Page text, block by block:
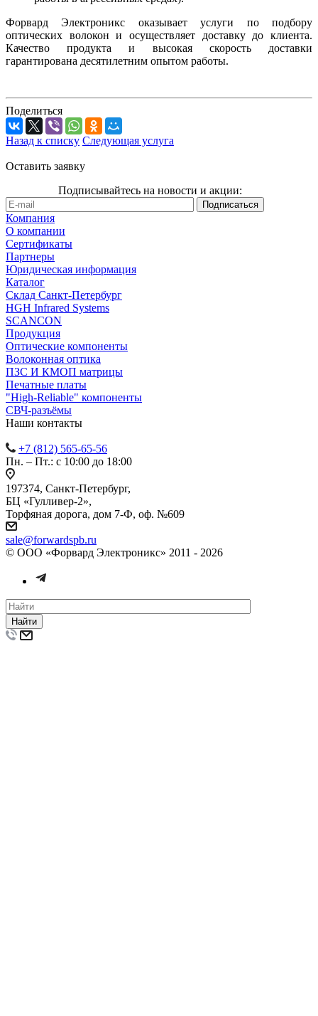
Форвард Электроникс оказывает услуги по подбору
оптических волокон и осуществляет доставку до клиента.
Качество продукта и высокая скорость доставки
гарантирована десятилетним опытом работы.
Поделиться
Назад к списку Следующая услуга
Оставить заявку
Подписывайтесь на новости и акции:
Компания
О компании
Сертификаты
Партнеры
Юридическая информация
Каталог
Cклад Санкт-Петербург
HGH Infrared Systems
SCANCON
Продукция
Оптические компоненты
Волоконная оптика
ПЗС И КМОП матрицы
Печатные платы
"High-Reliable" компоненты
СВЧ-разъёмы
Наши контакты
+7 (812) 565-65-56
Пн. – Пт.: с 10:00 до 18:00
197374, Санкт-Петербург,
БЦ «Гулливер-2»,
Торфяная дорога, дом 7-Ф, оф. №609
sale@forwardspb.ru
© ООО «Форвард Электроникс» 2011 - 2026
Найти